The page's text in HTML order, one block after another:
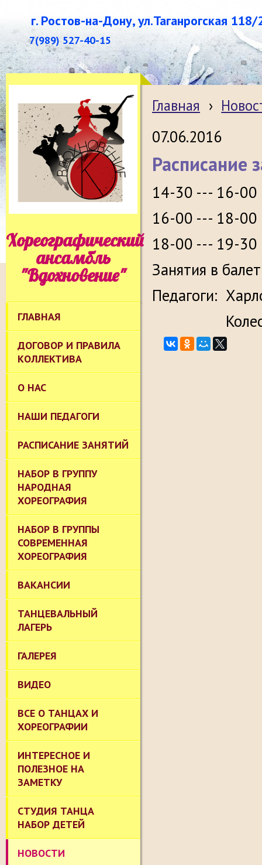
г. Ростов-на-Дону, ул.Таганрогская 118/
7(989) 527-40-15
Хореографический
ансамбль
"Вдохновение"
ГЛАВНАЯ
ДОГОВОР И ПРАВИЛА
КОЛЛЕКТИВА
О НАС
НАШИ ПЕДАГОГИ
РАСПИСАНИЕ ЗАНЯТИЙ
НАБОР В ГРУППУ
НАРОДНАЯ
ХОРЕОГРАФИЯ
НАБОР В ГРУППЫ
СОВРЕМЕННАЯ
ХОРЕОГРАФИЯ
ВАКАНСИИ
ТАНЦЕВАЛЬНЫЙ
ЛАГЕРЬ
ГАЛЕРЕЯ
ВИДЕО
ВСЕ О ТАНЦАХ И
ХОРЕОГРАФИИ
ИНТЕРЕСНОЕ И
ПОЛЕЗНОЕ НА
ЗАМЕТКУ
СТУДИЯ ТАНЦА
НАБОР ДЕТЕЙ
НОВОСТИ
Главная ›
07.06.2016
Расписание
14-30 --- 16-
16-00 --- 18-
18-00 --- 19-
Занятия в
Педагоги: